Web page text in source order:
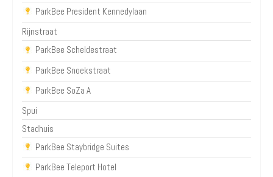
ParkBee President Kennedylaan
Rijnstraat
ParkBee Scheldestraat
ParkBee Snoekstraat
ParkBee SoZa A
Spui
Stadhuis
ParkBee Staybridge Suites
ParkBee Teleport Hotel